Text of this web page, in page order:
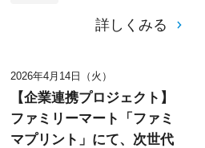
詳しくみる
2026年4月14日（火）
【企業連携プロジェクト】
ファミリーマート「ファミ
マプリント」にて、次世代